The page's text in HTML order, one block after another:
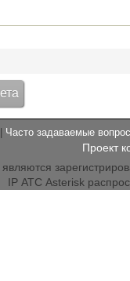
Часто задаваемые
Проект
являются
IP АТС Asterisk